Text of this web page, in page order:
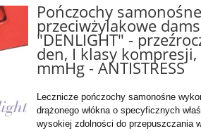
Pończochy samonośne
przeciwżylakowe
"DENLIGHT" -
den, I klasy
mmHg - ANTISTRESS
Lecznicze pończochy samonośne
drążonego włókna o specyficznych
wysokiej zdolności do przepuszczania